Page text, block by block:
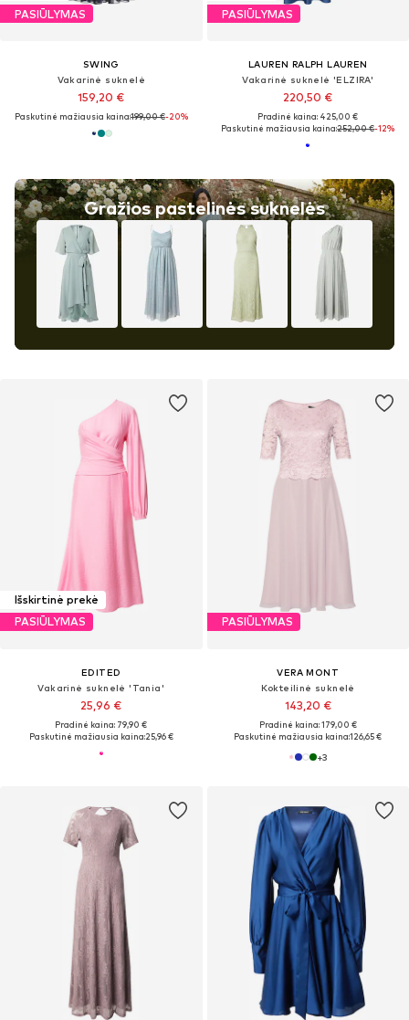
PASIŪLYMAS
SWING
Vakarinė suknelė
159,20 €
Paskutinė mažiausia kaina:199,00 €-20%
Gražios pastelinės suknelės
PASIŪLYMAS
LAUREN RALPH LAUREN
Vakarinė suknelė 'ELZIRA'
220,50 €
Pradinė kaina: 425,00 €
Paskutinė mažiausia kaina:252,00 €-12%
Išskirtinė prekė
PASIŪLYMAS
EDITED
Vakarinė suknelė 'Tania'
25,96 €
Pradinė kaina: 79,90 €
Paskutinė mažiausia kaina:25,96 €
PASIŪLYMAS
VERA MONT
Kokteilinė suknelė
143,20 €
Pradinė kaina: 179,00 €
Paskutinė mažiausia kaina:126,65 €
+3